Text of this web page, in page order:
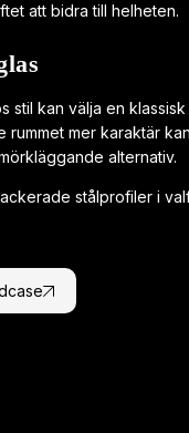
att bidra till helheten.
stil kan välja en klassisk
rummet mer karaktär
alternativ.
stålprofiler i